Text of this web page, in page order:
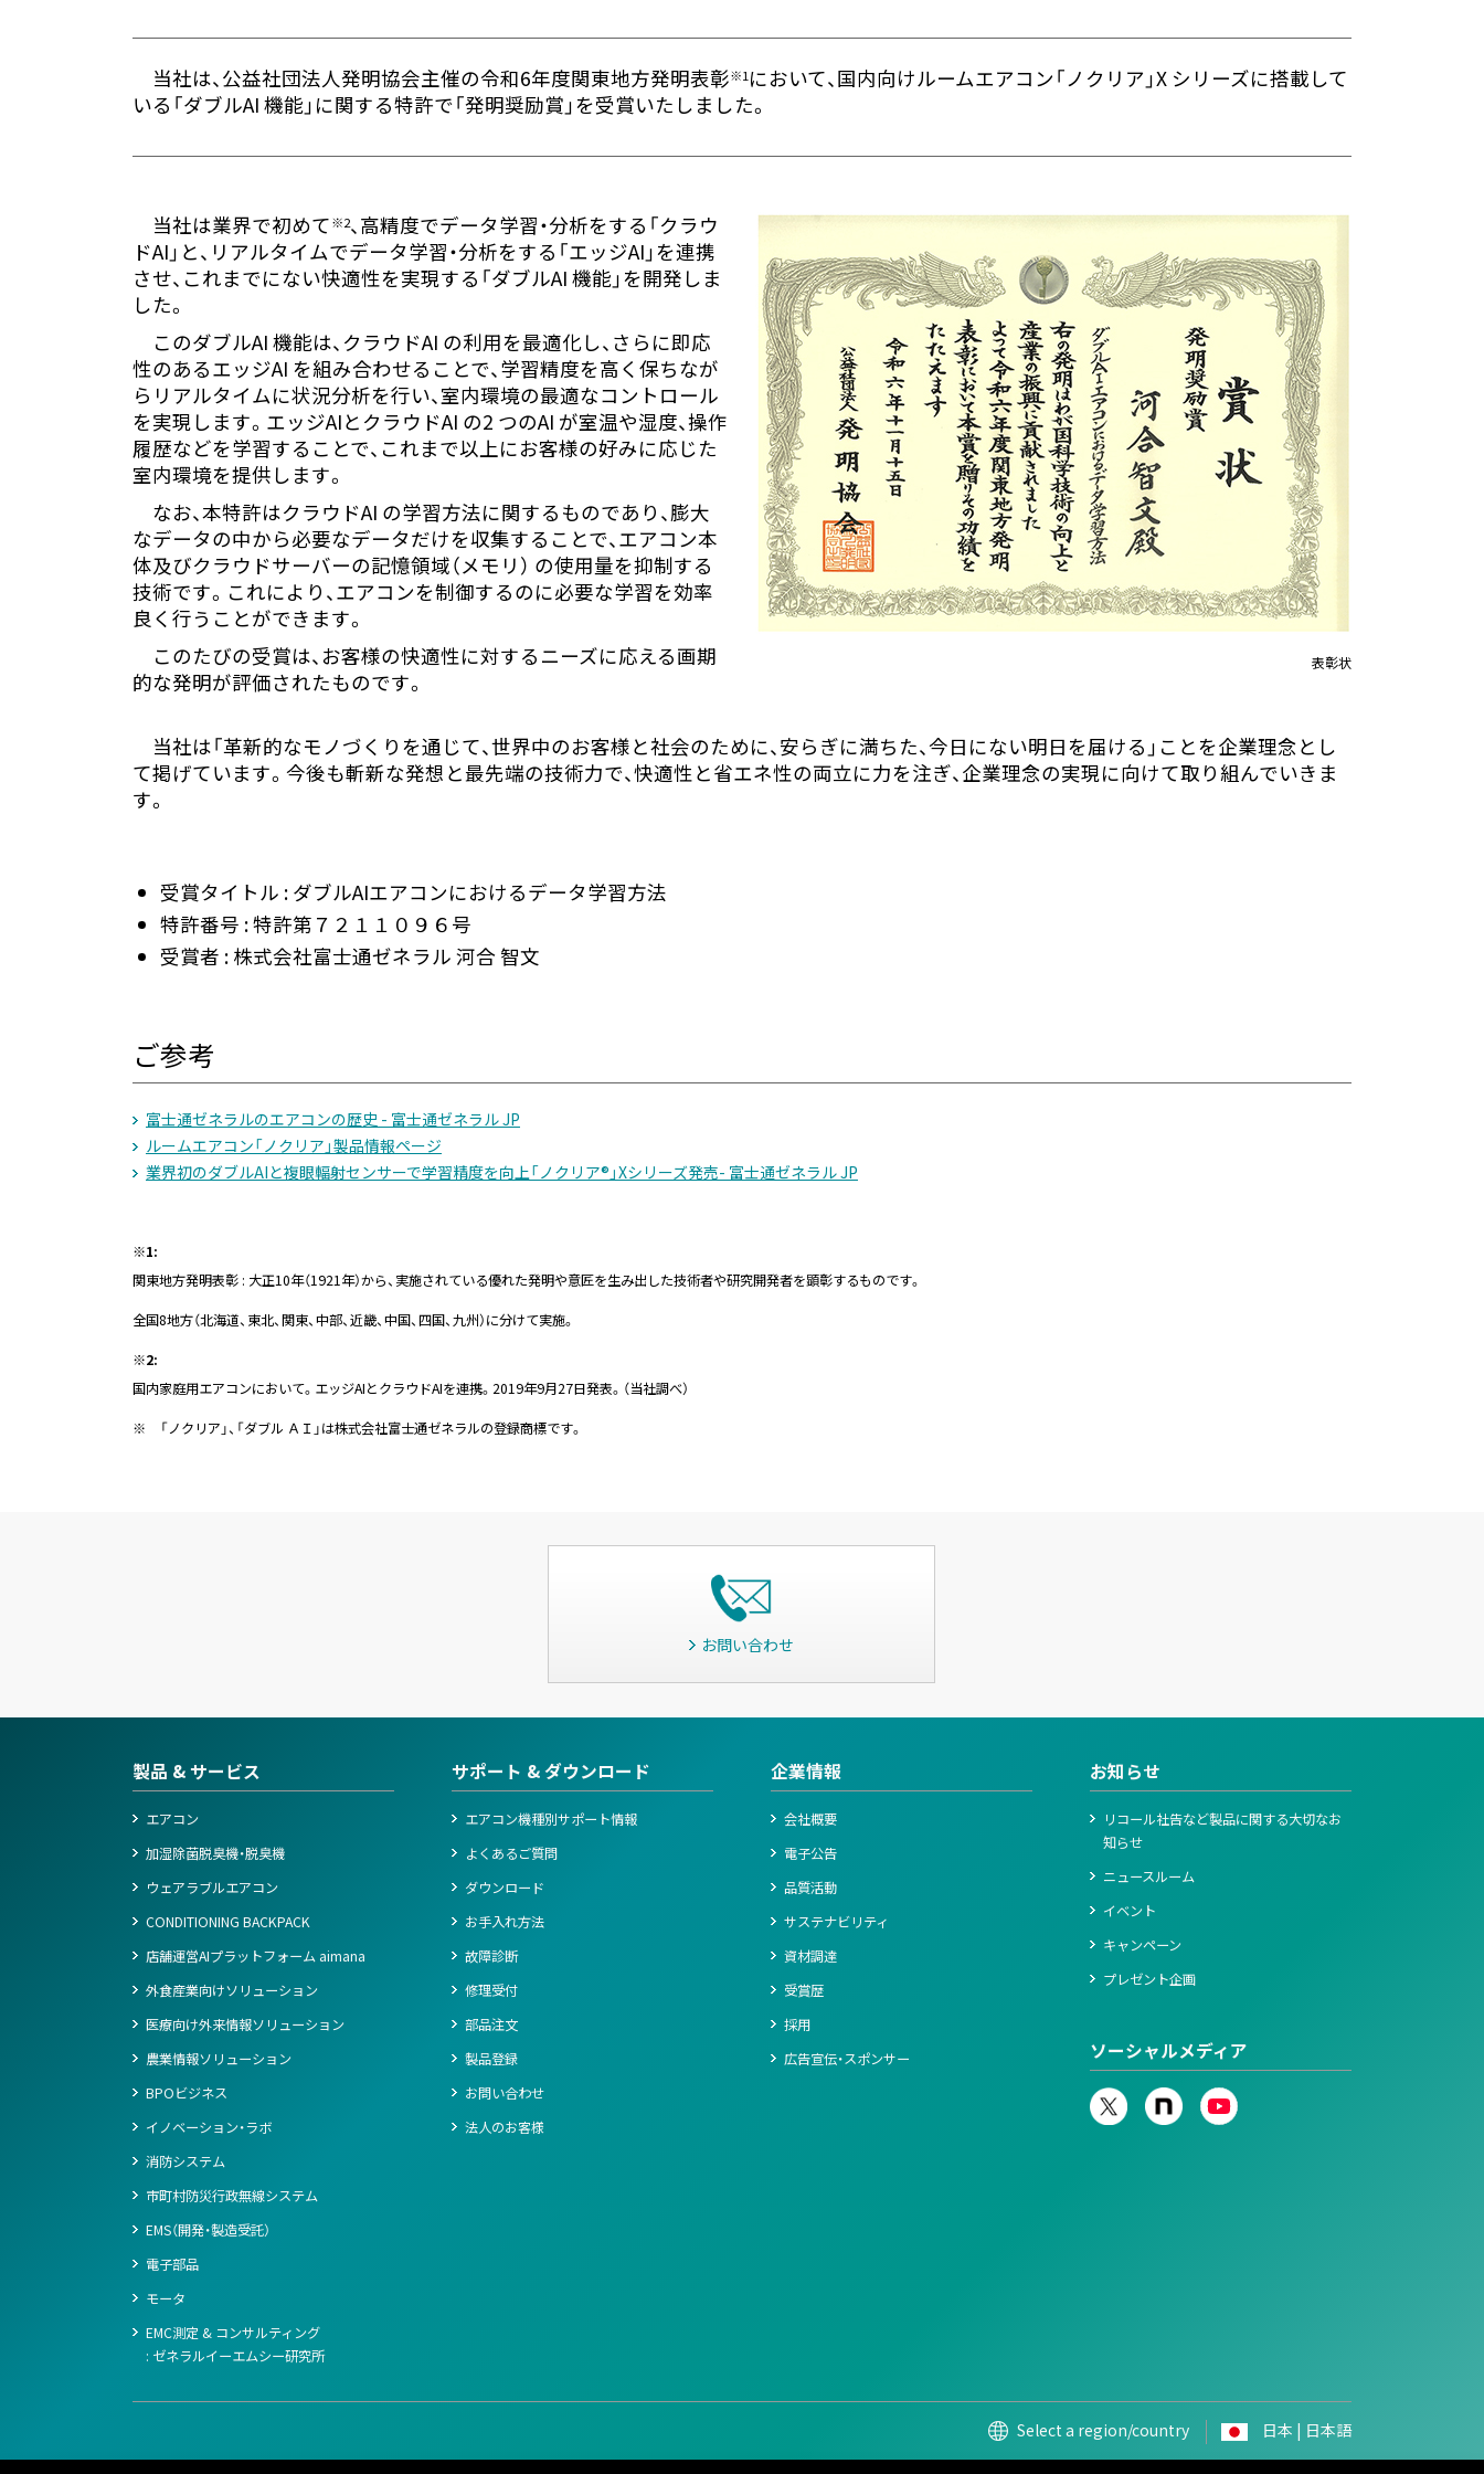
当社は、公益社団法人発明協会主催の令和6年度関東地方発明表彰※1において、国内向けルームエアコン「ノクリア」X シリーズに搭載して
いる「ダブルAI 機能」に関する特許で「発明奨励賞」を受賞いたしました。
当社は業界で初めて※2、高精度でデータ学習・分析をする「クラウ
ドAI」と、リアルタイムでデータ学習・分析をする「エッジAI」を連携
させ、これまでにない快適性を実現する「ダブルAI 機能」を開発しま
した。
このダブルAI 機能は、クラウドAI の利用を最適化し、さらに即応
性のあるエッジAI を組み合わせることで、学習精度を高く保ちなが
らリアルタイムに状況分析を行い、室内環境の最適なコントロール
を実現します。エッジAIとクラウドAI の2 つのAI が室温や湿度、操作
履歴などを学習することで、これまで以上にお客様の好みに応じた
室内環境を提供します。
なお、本特許はクラウドAI の学習方法に関するものであり、膨大
なデータの中から必要なデータだけを収集することで、エアコン本
体及びクラウドサーバーの記憶領域（メモリ） の使用量を抑制する
技術です。これにより、エアコンを制御するのに必要な学習を効率
良く行うことができます。
このたびの受賞は、お客様の快適性に対するニーズに応える画期
的な発明が評価されたものです。
表彰状
当社は「革新的なモノづくりを通じて、世界中のお客様と社会のために、安らぎに満ちた、今日にない明日を届ける」ことを企業理念とし
て掲げています。今後も斬新な発想と最先端の技術力で、快適性と省エネ性の両立に力を注ぎ、企業理念の実現に向けて取り組んでいきま
す。
受賞タイトル : ダブルAIエアコンにおけるデータ学習方法
特許番号 : 特許第７２１１０９６号
受賞者 : 株式会社富士通ゼネラル 河合 智文
ご参考
富士通ゼネラルのエアコンの歴史 - 富士通ゼネラル JP
ルームエアコン「ノクリア」製品情報ページ
業界初のダブルAIと複眼輻射センサーで学習精度を向上「ノクリア®」Xシリーズ発売- 富士通ゼネラル JP
※1:
関東地方発明表彰 : 大正10年（1921年）から、実施されている優れた発明や意匠を生み出した技術者や研究開発者を顕彰するものです。
全国8地方（北海道、東北、関東、中部、近畿、中国、四国、九州）に分けて実施。
※2:
国内家庭用エアコンにおいて。エッジAIとクラウドAIを連携。2019年9月27日発表。（当社調べ）
※
「ノクリア」、「ダブル ＡＩ」は株式会社富士通ゼネラルの登録商標です。
お問い合わせ
製品 & サービス
エアコン
加湿除菌脱臭機・脱臭機
ウェアラブルエアコン
CONDITIONING BACKPACK
店舗運営AIプラットフォーム aimana
外食産業向けソリューション
医療向け外来情報ソリューション
農業情報ソリューション
BPOビジネス
イノベーション・ラボ
消防システム
市町村防災行政無線システム
EMS（開発・製造受託）
電子部品
モータ
EMC測定 & コンサルティング
: ゼネラルイーエムシー研究所
サポート & ダウンロード
エアコン機種別サポート情報
よくあるご質問
ダウンロード
お手入れ方法
故障診断
修理受付
部品注文
製品登録
お問い合わせ
法人のお客様
企業情報
会社概要
電子公告
品質活動
サステナビリティ
資材調達
受賞歴
採用
広告宣伝・スポンサー
お知らせ
リコール社告など製品に関する大切なお
知らせ
ニュースルーム
イベント
キャンペーン
プレゼント企画
ソーシャルメディア
Select a region/country 日本 | 日本語